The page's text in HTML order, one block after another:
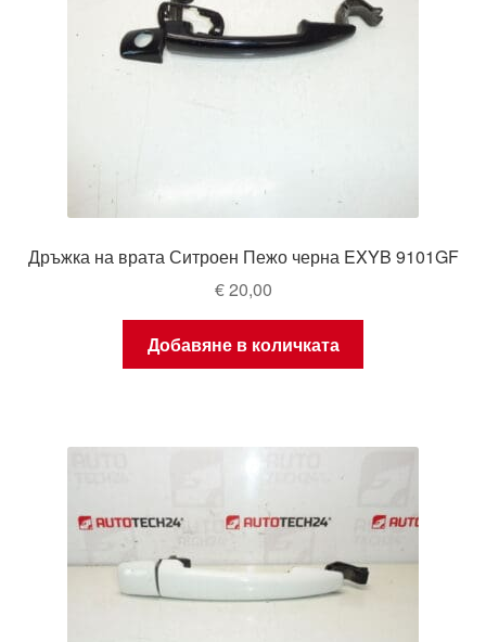
Дръжка на врата Ситроен Пежо черна EXYB 9101GF
€20,00
Добавяне в количката